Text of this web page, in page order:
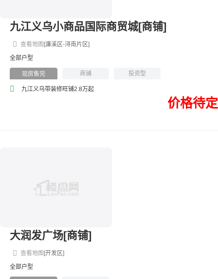
九江义乌小商品国际商贸城[商铺]
[濂溪区-浔南片区]
查看地图
全部户型
现房售完 商铺 投资型
九江义乌带装修旺铺2.8万起
价格待定
大润发广场[商铺]
[开发区]
查看地图
全部户型